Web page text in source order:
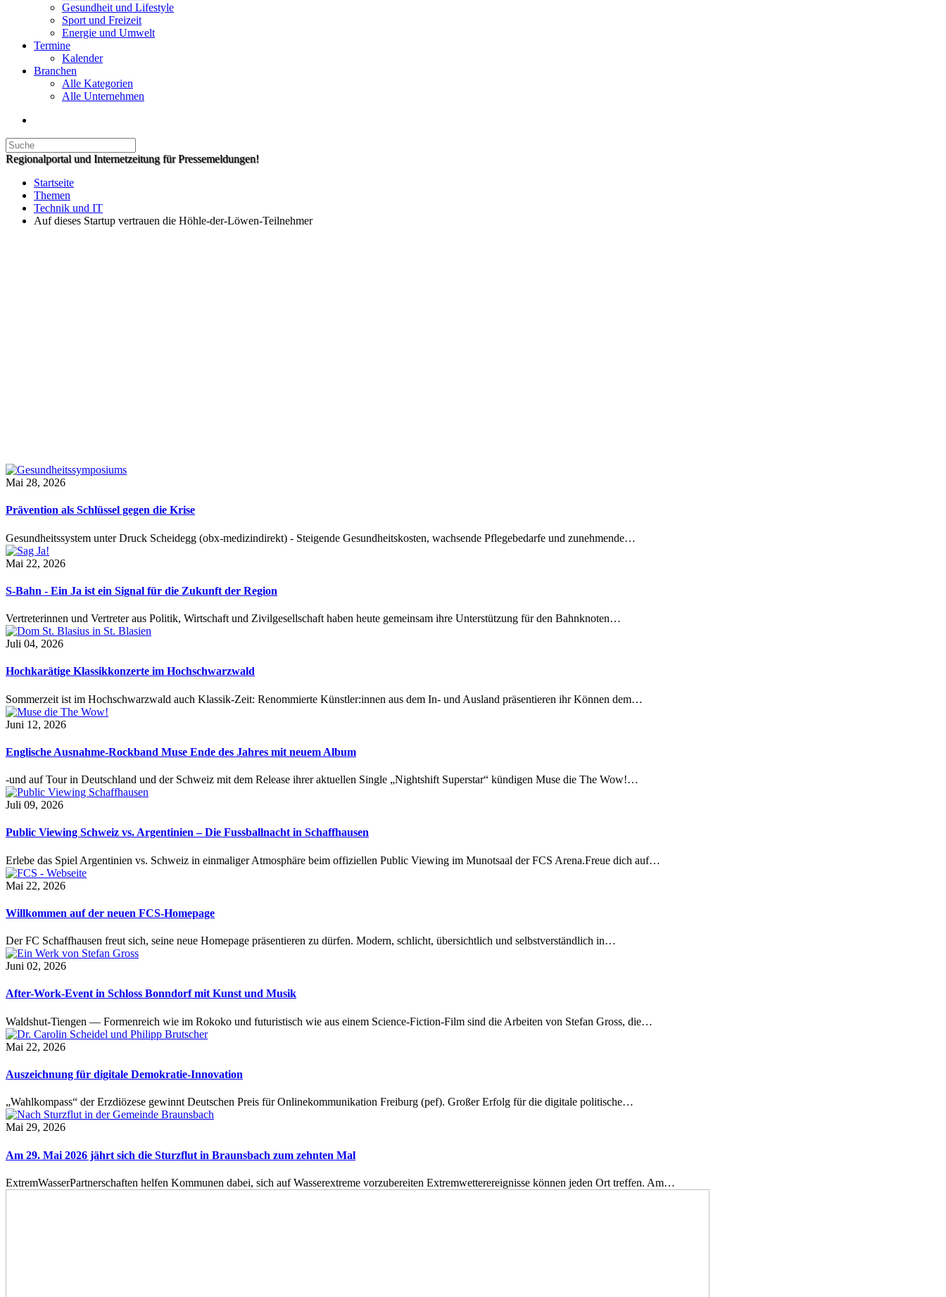
Gesundheit und Lifestyle
Sport und Freizeit
Energie und Umwelt
Termine
Kalender
Branchen
Alle Kategorien
Alle Unternehmen
Regionalportal und Internetzeitung für Pressemeldungen!
Startseite
Themen
Technik und IT
Auf dieses Startup vertrauen die Höhle-der-Löwen-Teilnehmer
Mai 28, 2026
Prävention als Schlüssel gegen die Krise
Gesundheitssystem unter Druck Scheidegg (obx-medizindirekt) - Steigende Gesundheitskosten, wachsende Pflegebedarfe und zunehmende…
Mai 22, 2026
S-Bahn - Ein Ja ist ein Signal für die Zukunft der Region
Vertreterinnen und Vertreter aus Politik, Wirtschaft und Zivilgesellschaft haben heute gemeinsam ihre Unterstützung für den Bahnknoten…
Juli 04, 2026
Hochkarätige Klassikkonzerte im Hochschwarzwald
Sommerzeit ist im Hochschwarzwald auch Klassik-Zeit: Renommierte Künstler:innen aus dem In- und Ausland präsentieren ihr Können dem…
Juni 12, 2026
Englische Ausnahme-Rockband Muse Ende des Jahres mit neuem Album
-und auf Tour in Deutschland und der Schweiz mit dem Release ihrer aktuellen Single „Nightshift Superstar“ kündigen Muse die The Wow!…
Juli 09, 2026
Public Viewing Schweiz vs. Argentinien – Die Fussballnacht in Schaffhausen
Erlebe das Spiel Argentinien vs. Schweiz in einmaliger Atmosphäre beim offiziellen Public Viewing im Munotsaal der FCS Arena.Freue dich auf…
Mai 22, 2026
Willkommen auf der neuen FCS-Homepage
Der FC Schaffhausen freut sich, seine neue Homepage präsentieren zu dürfen. Modern, schlicht, übersichtlich und selbstverständlich in…
Juni 02, 2026
After-Work-Event in Schloss Bonndorf mit Kunst und Musik
Waldshut-Tiengen — Formenreich wie im Rokoko und futuristisch wie aus einem Science-Fiction-Film sind die Arbeiten von Stefan Gross, die…
Mai 22, 2026
Auszeichnung für digitale Demokratie-Innovation
„Wahlkompass“ der Erzdiözese gewinnt Deutschen Preis für Onlinekommunikation Freiburg (pef). Großer Erfolg für die digitale politische…
Mai 29, 2026
Am 29. Mai 2026 jährt sich die Sturzflut in Braunsbach zum zehnten Mal
ExtremWasserPartnerschaften helfen Kommunen dabei, sich auf Wasserextreme vorzubereiten Extremwetterereignisse können jeden Ort treffen. Am…